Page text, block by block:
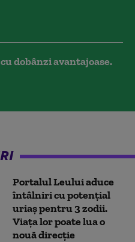
dobânzi avantajoase.
Portalul Leului aduce
întâlniri cu potențial
uriaș pentru 3 zodii.
Viața lor poate lua o
nouă direcție